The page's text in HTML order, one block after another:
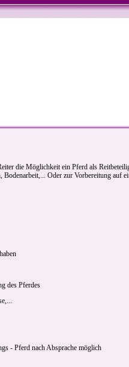
die Möglichkeit ein Pferd als
Oder zur Vorbereitung auf
des Pferdes
- Pferd nach Absprache möglich